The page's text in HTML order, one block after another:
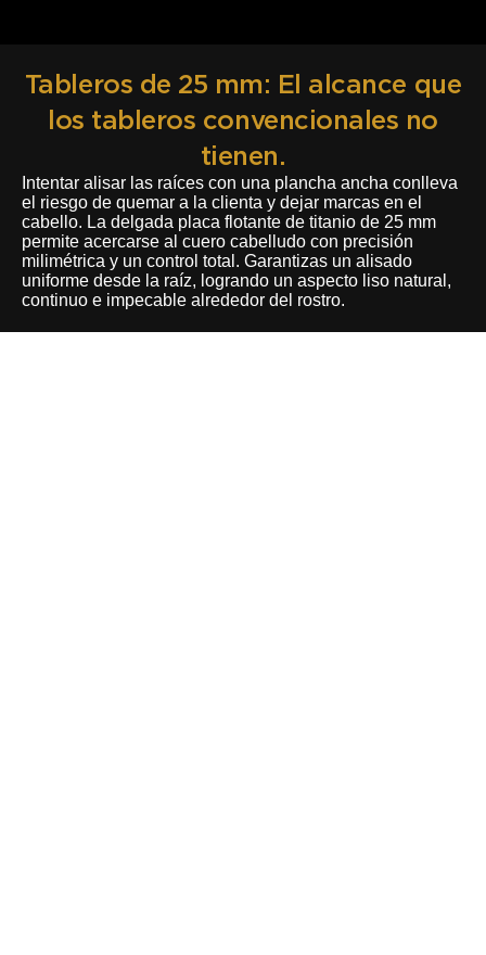
Tableros de 25 mm: El alcance que
los tableros convencionales no
tienen.
Intentar alisar las raíces con una plancha ancha conlleva
el riesgo de quemar a la clienta y dejar marcas en el
cabello. La delgada placa flotante de titanio de 25 mm
permite acercarse al cuero cabelludo con precisión
milimétrica y un control total. Garantizas un alisado
uniforme desde la raíz, logrando un aspecto liso natural,
continuo e impecable alrededor del rostro.